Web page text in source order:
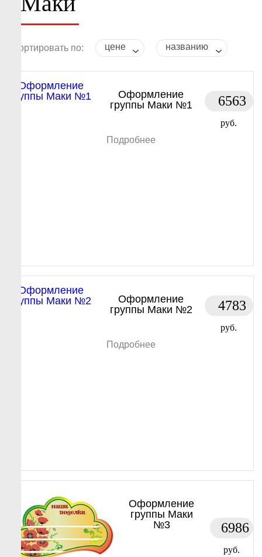
Сортировать по: цене названию
Оформление
группы Маки №1
6563
руб.
Подробнее
Оформление
группы Маки №2
4783
руб.
Подробнее
Оформление
группы Маки
№3
6986
руб.